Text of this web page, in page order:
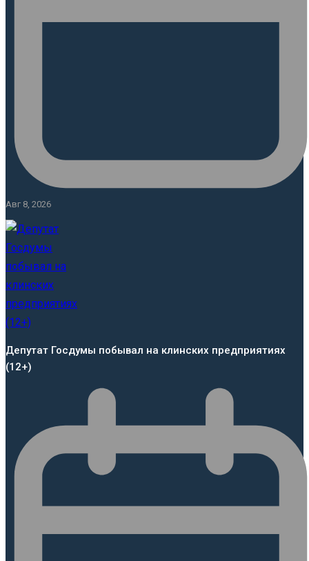
Авг 8, 2026
Депутат Госдумы побывал на клинских предприятиях
(12+)